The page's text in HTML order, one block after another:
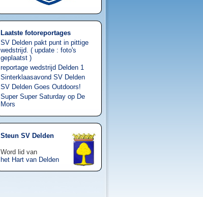
Laatste fotoreportages
SV Delden pakt punt in pittige
wedstrijd. ( update : foto's
geplaatst )
reportage wedstrijd Delden 1
Sinterklaasavond SV Delden
SV Delden Goes Outdoors!
Super Super Saturday op De
Mors
Steun SV Delden
Word lid van
het Hart van Delden